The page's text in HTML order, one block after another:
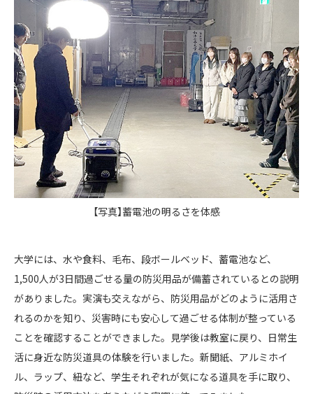
【写真】蓄電池の明るさを体感
大学には、水や食料、毛布、段ボールベッド、蓄電池など、
1,500人が3日間過ごせる量の防災用品が備蓄されているとの説明
がありました。実演も交えながら、防災用品がどのように活用さ
れるのかを知り、災害時にも安心して過ごせる体制が整っている
ことを確認することができました。見学後は教室に戻り、日常生
活に身近な防災道具の体験を行いました。新聞紙、アルミホイ
ル、ラップ、紐など、学生それぞれが気になる道具を手に取り、